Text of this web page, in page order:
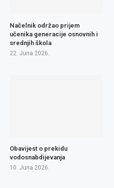
Načelnik održao prijem
učenika generacije osnovnih i
srednjih škola
22. Juna 2026.
Obavijest o prekidu
vodosnabdijevanja
10. Juna 2026.